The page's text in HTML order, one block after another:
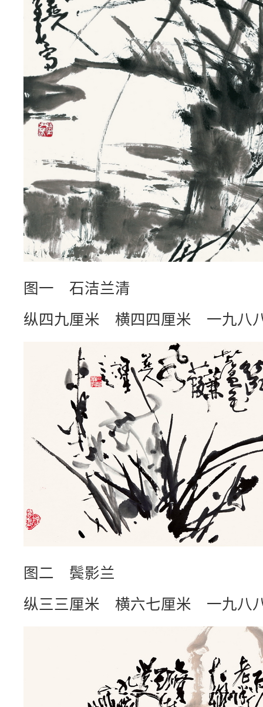
图一 石洁兰清
纵四九厘米 横四四厘米 一九八
图二 鬓影兰
纵三三厘米 横六七厘米 一九八